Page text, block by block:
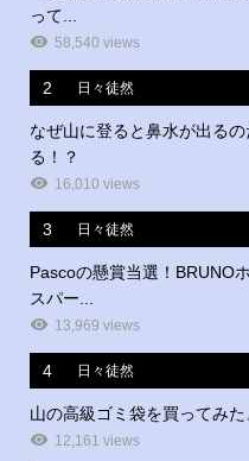
って...
58,540 views
2 日々徒然
なぜ山に登ると鼻水が出る
る！？
16,010 views
3 日々徒然
Pascoの懸賞当選！BRUNO
スパー...
13,969 views
4 日々徒然
山の高級ゴミ袋を買ってみ
12,161 views